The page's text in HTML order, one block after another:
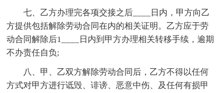
七、乙方办理完各项交接之后____日内，甲方向乙
方提供包括解除劳动合同在内的相关证明。乙方应于劳
动合同解除后1____日内到甲方办理相关转移手续，逾期
不办责任自负;
八、甲、乙双方解除劳动合同后，乙方不得以任何
方式对甲方进行诋毁、诽谤、恶意中伤、及任何有损甲